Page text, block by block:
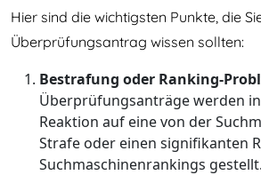
Hier sind die wichtigsten Punkte, die
Überprüfungsantrag wissen sollten:
Bestrafung oder Ranking-
Überprüfungsanträge werden in
Reaktion auf eine von der
Strafe oder einen signifikanten
Suchmaschinenrankings